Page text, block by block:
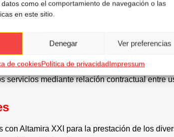
como el comportamiento de navegación o las
en este sitio.
Denegar Ver preferencias
de cookiesPolítica de privacidadImpressum
sus datos personales podrán tratarse siempre
Por supuesto podrá retirar su
por sus derechos de privacidad, como por
servicios mediante relación contractual entre
Altamira XXI para la prestación de los